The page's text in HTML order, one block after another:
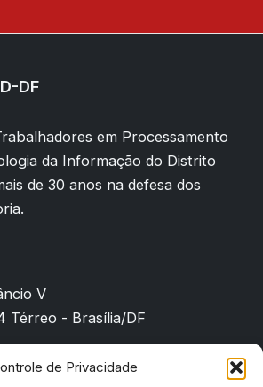
de Privacidade
DF
em Processamento
da Informação do Distrito
de 30 anos na defesa dos
V
Térreo - Brasília/DF